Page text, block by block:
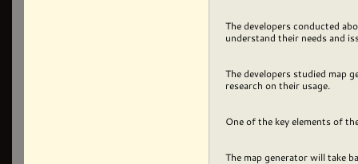
The developers conducted
understand their needs and
The developers studied map
research on their usage.
One of the key elements of
The map generator will take